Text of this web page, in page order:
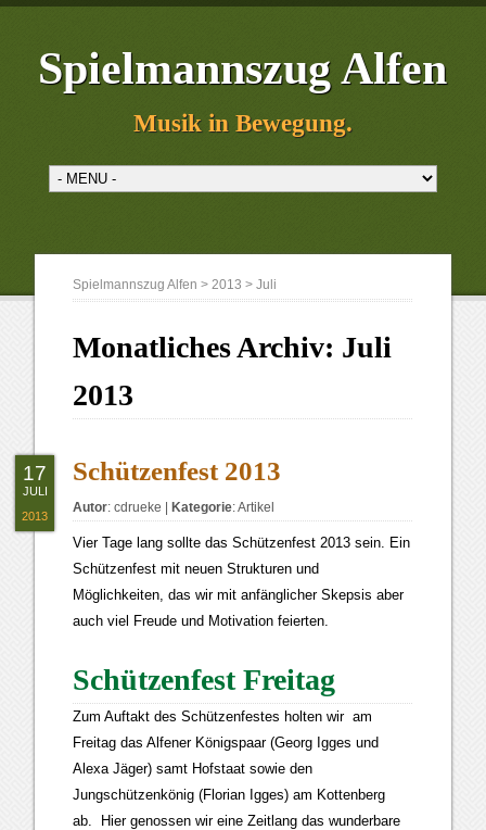
Spielmannszug Alfen
Musik in Bewegung.
Spielmannszug Alfen >2013 >Juli
Monatliches Archiv: Juli
2013
Schützenfest 2013
Autor:cdrueke Kategorie:Artikel
Vier Tage lang sollte das Schützenfest 2013 sein. Ein
Schützenfest mit neuen Strukturen und
Möglichkeiten, das wir mit anfänglicher Skepsis aber
auch viel Freude und Motivation feierten.
Schützenfest Freitag
Zum Auftakt des Schützenfestes holten wir am
Freitag das Alfener Königspaar (Georg Igges und
Alexa Jäger) samt Hofstaat sowie den
Jungschützenkönig (Florian Igges) am Kottenberg
ab. Hier genossen wir eine Zeitlang das wunderbare
17
JULI
2013